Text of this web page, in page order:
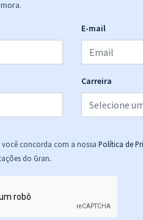
E-mail
Carreira
você concorda com a nossa Política de
do Gran.